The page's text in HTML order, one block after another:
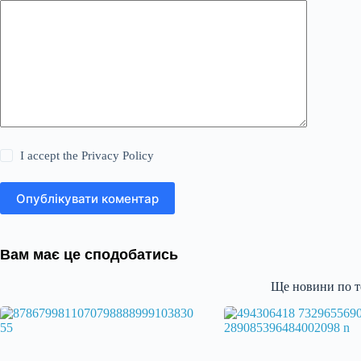
I accept thePrivacy Policy
Опублікувати коментар
Вам має це сподобатись
Ще новини по